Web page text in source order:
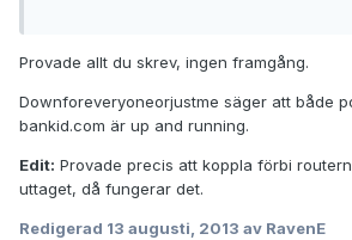
Provade allt du skrev, ingen framgång.
Downforeveryoneorjustme säger att både
bankid.com är up and running.
Edit: Provade precis att koppla förbi
uttaget, då fungerar det.
Redigerad 13 augusti, 2013 av RavenE